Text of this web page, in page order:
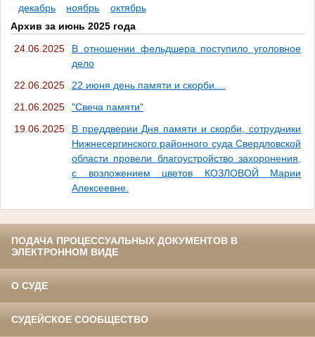
декабрь
ноябрь
октябрь
Архив за июнь 2025 года
24.06.2025
В отношении фельдшера поступило уголовное
дело
22.06.2025
22 июня день памяти и скорби....
21.06.2025
"Свеча памяти"
19.06.2025
В преддверии Дня памяти и скорби, сотрудники
Нижнесергинского районного суда Свердловской
области провели благоустройство захоронения,
с возложением цветов КОЗЛОВОЙ Марии
Алексеевне.
ПОДАЧА ПРОЦЕССУАЛЬНЫХ ДОКУМЕНТОВ В
ЭЛЕКТРОННОМ ВИДЕ
О СУДЕ
СУДЕЙСКОЕ СООБЩЕСТВО